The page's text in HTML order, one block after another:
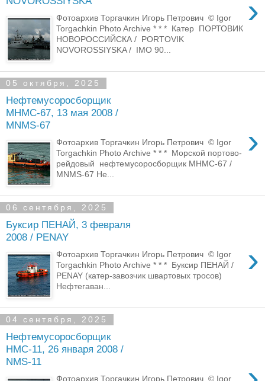
›
Фотоархив Торгачкин Игорь Петрович © Igor
Torgachkin Photo Archive * * * Катер ПОРТОВИК
НОВОРОССИЙСКА / PORTOVIK
NOVOROSSIYSKA / IMO 90...
05 октября, 2025
Нефтемусоросборщик
МНМС-67, 13 мая 2008 /
MNMS-67
›
Фотоархив Торгачкин Игорь Петрович © Igor
Torgachkin Photo Archive * * * Морской портово-
рейдовый нефтемусоросборщик МНМС-67 /
MNMS-67 Не...
06 сентября, 2025
Буксир ПЕНАЙ, 3 февраля
2008 / PENAY
›
Фотоархив Торгачкин Игорь Петрович © Igor
Torgachkin Photo Archive * * * Буксир ПЕНАЙ /
PENAY (катер-завозчик швартовых тросов)
Нефтегаван...
04 сентября, 2025
Нефтемусоросборщик
НМС-11, 26 января 2008 /
NMS-11
Фотоархив Торгачкин Игорь Петрович © Igor